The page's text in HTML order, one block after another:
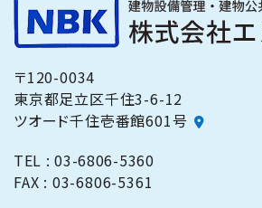
〒120-0034
東京都足立区千住3-6-12
ツオード千住壱番館601号
TEL :03-6806-5360
FAX : 03-6806-5361